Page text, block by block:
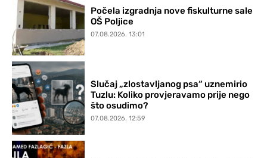
Počela izgradnja nove fiskulturne sale
OŠ Poljice
07.08.2026. 13:01
Slučaj „zlostavljanog psa“ uznemirio
Tuzlu: Koliko provjeravamo prije nego
što osudimo?
07.08.2026. 12:59